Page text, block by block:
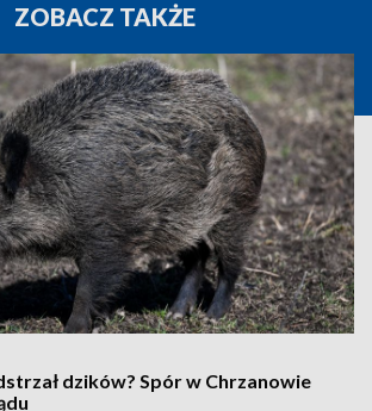
ZOBACZ TAKŻE
dzików? Spór w Chrzanowie